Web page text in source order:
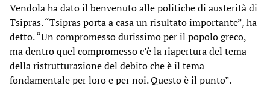
Vendola ha dato il benvenuto alle politiche di austerità di
Tsipras. “Tsipras porta a casa un risultato importante”, ha
detto. “Un compromesso durissimo per il popolo greco,
ma dentro quel compromesso c’è la riapertura del tema
della ristrutturazione del debito che è il tema
fondamentale per loro e per noi. Questo è il punto”.